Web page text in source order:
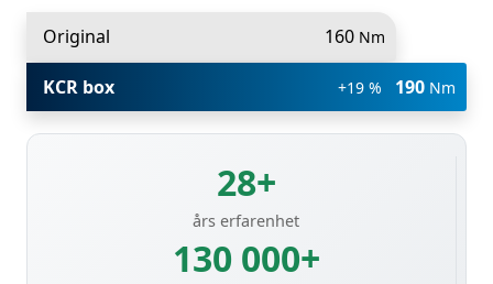
Original 160 Nm
KCR box +19 % 190 Nm
28+
års erfarenhet
130 000+